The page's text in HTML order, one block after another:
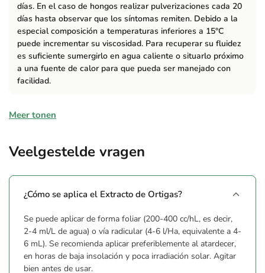
días. En el caso de hongos realizar pulverizaciones cada 20
días hasta observar que los síntomas remiten. Debido a la
especial composición a temperaturas inferiores a 15°C
puede incrementar su viscosidad. Para recuperar su fluidez
es suficiente sumergirlo en agua caliente o situarlo próximo
a una fuente de calor para que pueda ser manejado con
facilidad.
Samenstelling
de potasio (K2O) soluble en agua 10% p/p.
Waarschuwingen
de los niños. No comer, no beber ni fumar durante su
utilización. Las recomendaciones e información que les
facilitamos son fruto de amplios y rigurosos estudios y
ensayos. Sin embargo, en la utilización pueden intervenir
Meer tonen
Veelgestelde vragen
¿Cómo se aplica el Extracto de Ortigas?
Se puede aplicar de forma foliar (200-400 cc/hL, es decir,
2-4 ml/L de agua) o vía radicular (4-6 l/Ha, equivalente a 4-
6 mL). Se recomienda aplicar preferiblemente al atardecer,
en horas de baja insolación y poca irradiación solar. Agitar
bien antes de usar.